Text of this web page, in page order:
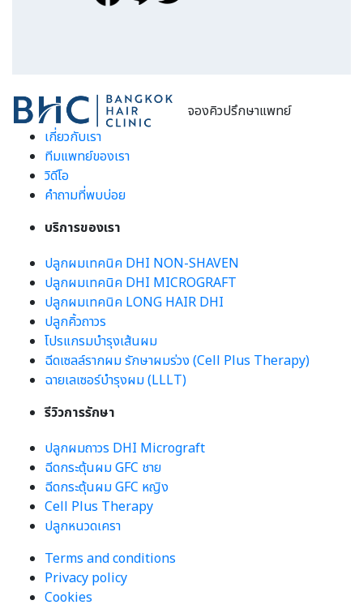
จองคิวปรึกษาแพทย์
เกี่ยวกับเรา
ทีมแพทย์ของเรา
วิดีโอ
คำถามที่พบบ่อย
บริการของเรา
ปลูกผมเทคนิค DHI NON-SHAVEN
ปลูกผมเทคนิค DHI MICROGRAFT
ปลูกผมเทคนิค LONG HAIR DHI
ปลูกคิ้วถาวร
โปรแกรมบำรุงเส้นผม
ฉีดเซลล์รากผม รักษาผมร่วง (Cell Plus Therapy)
ฉายเลเซอร์บำรุงผม (LLLT)
รีวิวการรักษา
ปลูกผมถาวร DHI Micrograft
ฉีดกระตุ้นผม GFC ชาย
ฉีดกระตุ้นผม GFC หญิง
Cell Plus Therapy
ปลูกหนวดเครา
Terms and conditions
Privacy policy
Cookies